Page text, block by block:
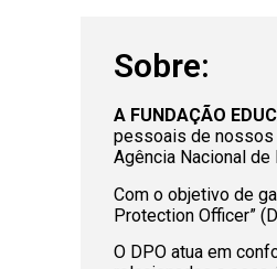
Sobre:
A FUNDAÇÃO
pessoais de nossos
Agência Nacional
Com o objetivo de
Protection Officer”
O DPO atua em